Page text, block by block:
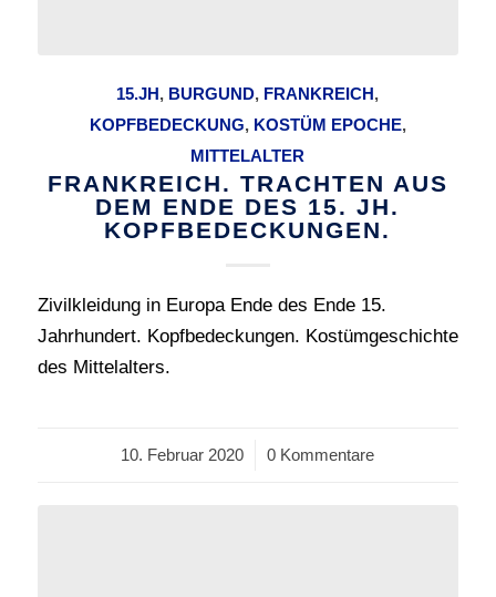
15.JH, BURGUND, FRANKREICH,
KOPFBEDECKUNG, KOSTÜM EPOCHE,
MITTELALTER
FRANKREICH. TRACHTEN AUS
DEM ENDE DES 15. JH.
KOPFBEDECKUNGEN.
Zivilkleidung in Europa Ende des Ende 15.
Jahrhundert. Kopfbedeckungen. Kostümgeschichte
des Mittelalters.
10. Februar 2020
/ 0 Kommentare